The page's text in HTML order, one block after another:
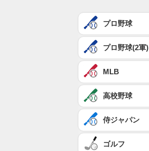
プロ野球
プロ野球(2軍)
MLB
高校野球
侍ジャパン
ゴルフ